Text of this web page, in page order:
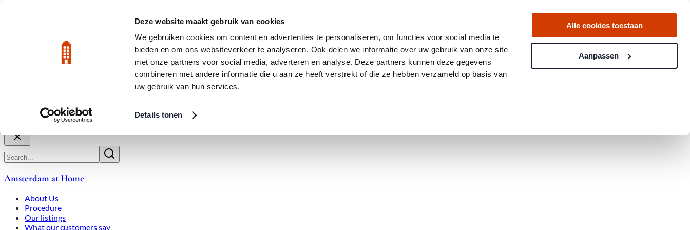
Deze website maakt gebruik van cookies
We gebruiken cookies om content en advertenties te personaliseren, om functies voor social media te
bieden en om ons websiteverkeer te analyseren. Ook delen we informatie over uw gebruik van onze site
met onze partners voor social media, adverteren en analyse. Deze partners kunnen deze gegevens
combineren met andere informatie die u aan ze heeft verstrekt of die ze hebben verzameld op basis van
uw gebruik van hun services.
Details tonen
Alle cookies toestaan
Aanpassen
Amsterdam at Home
About Us
Procedure
Our listings
What our customers say